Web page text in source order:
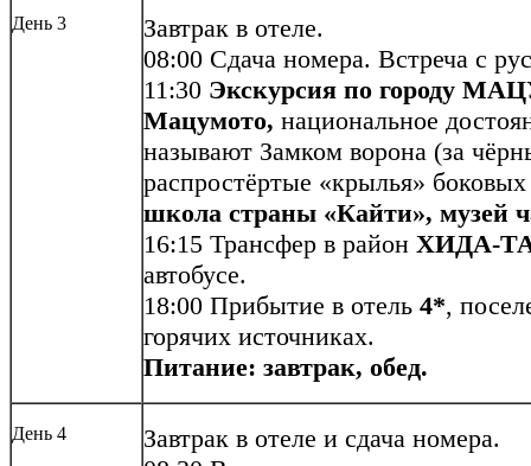
День 3
Завтрак в отеле.
08:00 Сдача номера. Встреча с
11:30 Экскурсия по городу
Мацумото, национальное
называют Замком ворона (за
распростёртые «крылья»
школа страны «Кайти», музей
16:15 Трансфер в район ХИДА-
автобусе.
18:00 Прибытие в отель 4*,
горячих источниках.
Питание: завтрак, обед.
День 4
Завтрак в отеле и сдача номера.